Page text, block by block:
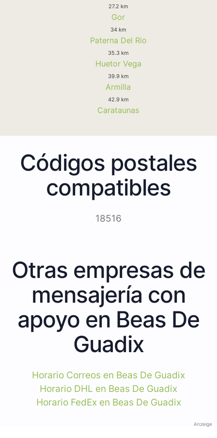
27.2 km
Gor
34 km
Paterna Del Rio
35.3 km
Huetor Vega
39.9 km
Armilla
42.9 km
Carataunas
Códigos postales
compatibles
18516
Otras empresas de
mensajería con
apoyo en Beas De
Guadix
Horario Correos en Beas De Guadix
Horario DHL en Beas De Guadix
Horario FedEx en Beas De Guadix
Anzeige